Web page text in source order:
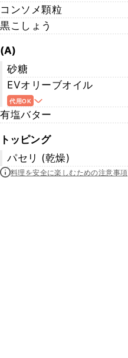
コンソメ顆粒
黒こしょう
(A)
砂糖
EVオリーブオイル
代用OK
有塩バター
トッピング
パセリ (乾燥)
料理を安全に楽しむための注意事項